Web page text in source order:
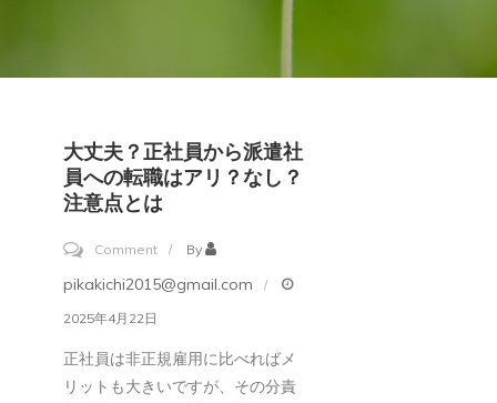
大丈夫？正社員から派遣社
員への転職はアリ？なし？
注意点とは
Commenton
大
正
By
pikakichi2015@gmail.com
2025年4月22日
正社員は非正規雇用に比べればメ
リットも大きいですが、その分責